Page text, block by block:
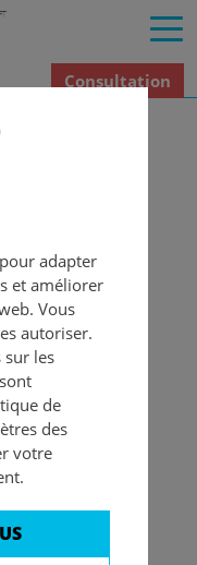
Consultation
Vitiligo fait tout
site Web des
actuels,
est de
de la famille,
au sens
du psoriasis
basées sur les
sur les différents
et les
adapter
et améliorer
Vous
autoriser.
sur les
de
des
votre